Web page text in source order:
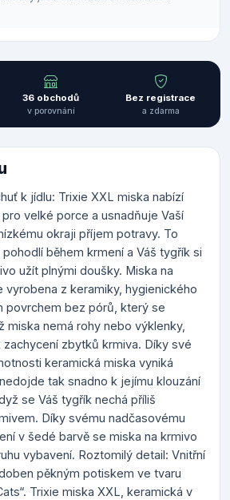
36 obchodů
v porovnání
Bez registrace
a zdarma
k jídlu: Trixie XXL miska nabízí
velké porce a usnadňuje Vaší
okraji příjem potravy. To
během krmení a Váš tygřík si
užít plnými doušky. Miska na
z keramiky, hygienického
povrchem bez pórů, který se
miska nemá rohy nebo výklenky,
zbytků krmiva. Díky své
keramická miska vyniká
tak snadno k jejímu klouzání
se Váš tygřík nechá příliš
Díky svému nadčasovému
v šedé barvě se miska na krmivo
vybavení. Roztomilý detail: Vnitřní
pěkným potiskem ve tvaru
Trixie miska XXL, keramická v